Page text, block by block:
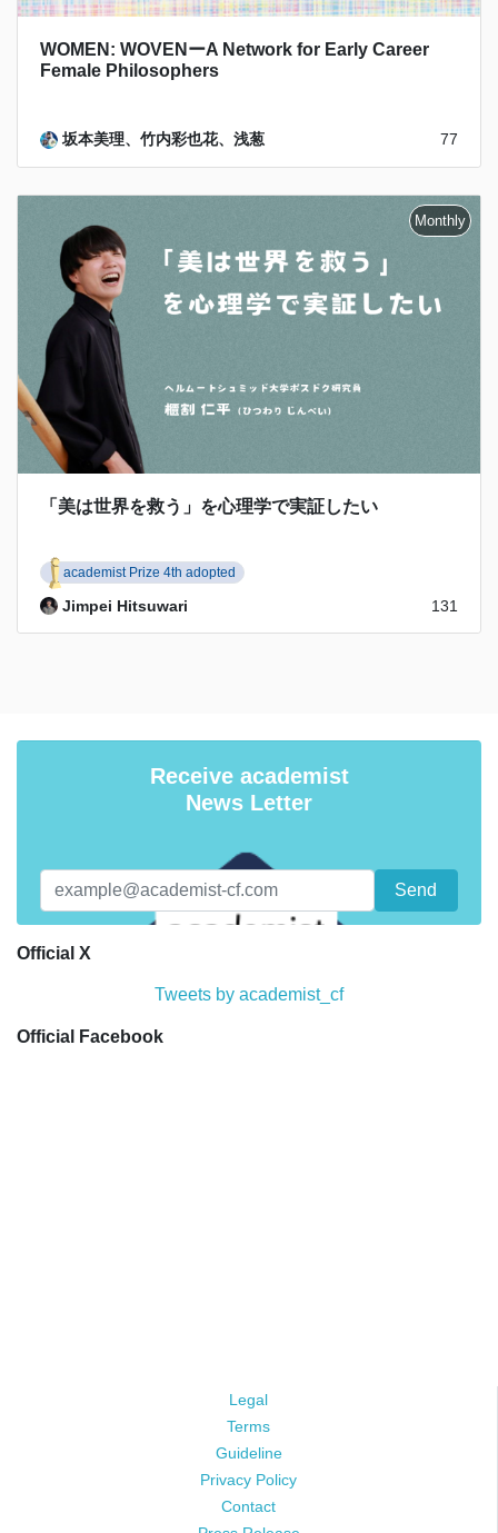
WOMEN: WOVENーA Network for Early Career
Female Philosophers
坂本美理、竹内彩也花、浅葱 77
「美は世界を救う」を心理学で実証したい
academist Prize 4th adopted
Jimpei Hitsuwari 131
Receive academist
News Letter
Official X
Tweets by academist_cf
Official Facebook
Legal
Terms
Guideline
Privacy Policy
Contact